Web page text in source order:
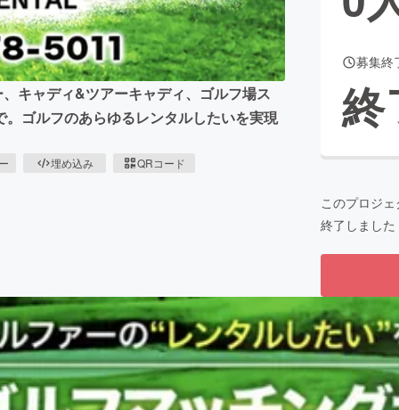
CAMPFIRE for Social GoodCAMPFIRE Creation
CAMPFIREふるさと納税machi-yaコミュニティ
キャディ&ツアーキャディ、ゴルフ場ス
ゴルフのあらゆるレンタルしたいを実現
埋め込み QRコード
募集終
終
このプロジ
終了しました